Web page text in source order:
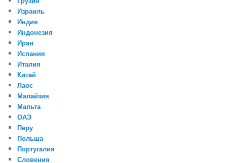
Израиль
Индия
Индонезия
Иран
Испания
Италия
Китай
Лаос
Малайзия
Мальта
ОАЭ
Перу
Польша
Португалия
Словения